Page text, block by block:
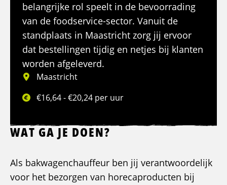
belangrijke rol speelt in de bevoorrading
van de foodservice-sector. Vanuit de
standplaats in Maastricht zorg jij ervoor
dat bestellingen tijdig en netjes bij klanten
worden afgeleverd.
Maastricht
€16,64 - €20,24 per uur
WAT GA JE DOEN?
Als bakwagenchauffeur ben jij verantwoordelijk
voor het bezorgen van horecaproducten bij